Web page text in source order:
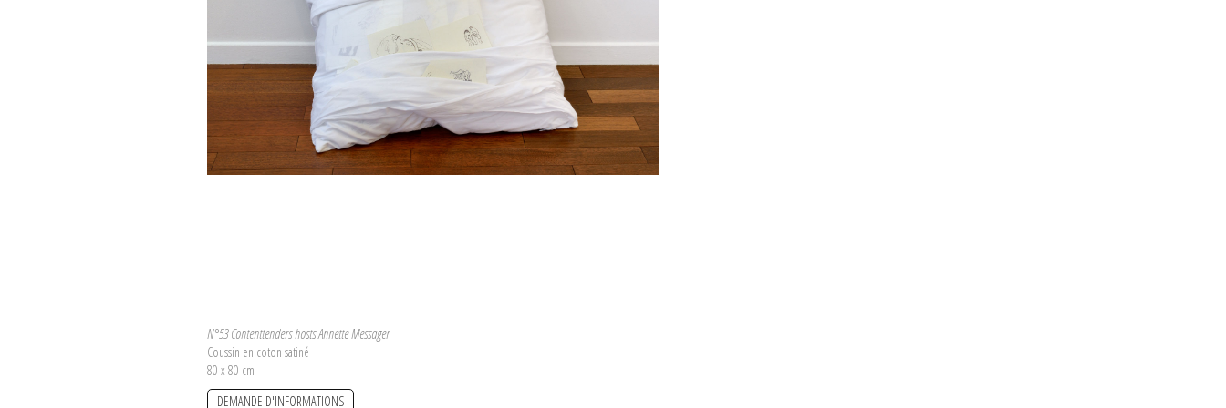
N°53 Contenttenders hosts Annette Messager
Coussin en coton satiné
80 x 80 cm
DEMANDE D'INFORMATIONS